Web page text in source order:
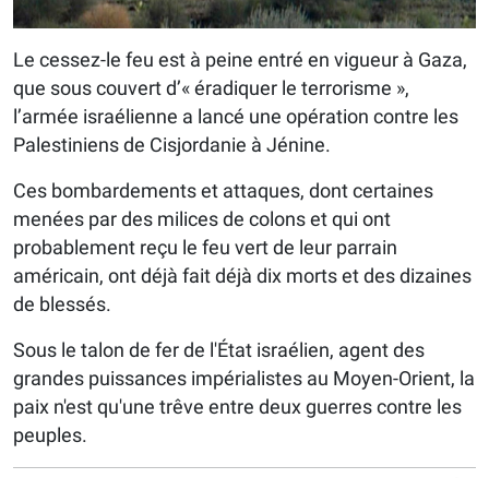
Le cessez-le feu est à peine entré en vigueur à Gaza,
que sous couvert d’« éradiquer le terrorisme »,
l’armée israélienne a lancé une opération contre les
Palestiniens de Cisjordanie à Jénine.
Ces bombardements et attaques, dont certaines
menées par des milices de colons et qui ont
probablement reçu le feu vert de leur parrain
américain, ont déjà fait déjà dix morts et des dizaines
de blessés.
Sous le talon de fer de l'État israélien, agent des
grandes puissances impérialistes au Moyen-Orient, la
paix n'est qu'une trêve entre deux guerres contre les
peuples.